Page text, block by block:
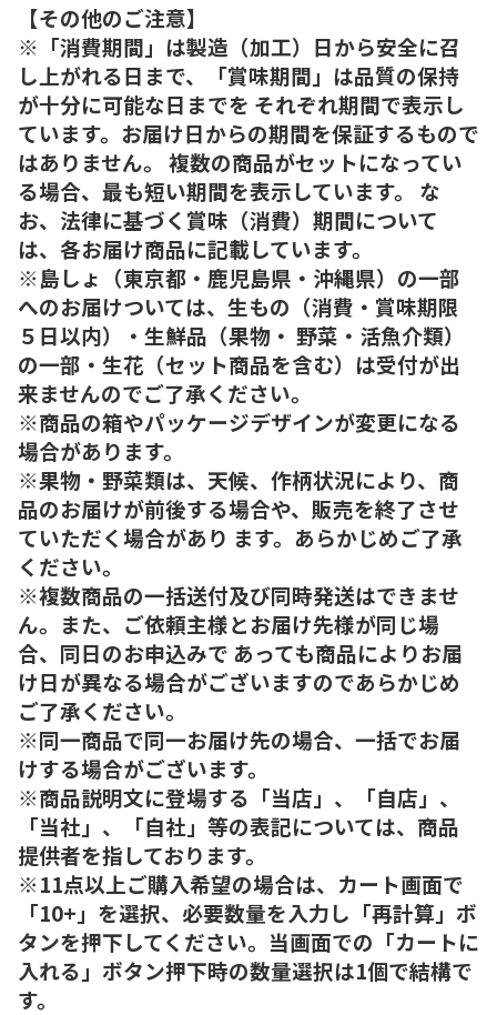
【その他のご注意】
※「消費期間」は製造（加工）日から安全に召
し上がれる日まで、「賞味期間」は品質の保持
が十分に可能な日までを それぞれ期間で表示し
ています。お届け日からの期間を保証するもので
はありません。 複数の商品がセットになってい
る場合、最も短い期間を表示しています。 な
お、法律に基づく賞味（消費）期間について
は、各お届け商品に記載しています。
※島しょ（東京都・鹿児島県・沖縄県）の一部
へのお届けついては、生もの（消費・賞味期限
５日以内）・生鮮品（果物・ 野菜・活魚介類）
の一部・生花（セット商品を含む）は受付が出
来ませんのでご了承ください。
※商品の箱やパッケージデザインが変更になる
場合があります。
※果物・野菜類は、天候、作柄状況により、商
品のお届けが前後する場合や、販売を終了させ
ていただく場合があり ます。あらかじめご了承
ください。
※複数商品の一括送付及び同時発送はできませ
ん。また、ご依頼主様とお届け先様が同じ場
合、同日のお申込みで あっても商品によりお届
け日が異なる場合がございますのであらかじめ
ご了承ください。
※同一商品で同一お届け先の場合、一括でお届
けする場合がございます。
※商品説明文に登場する「当店」、「自店」、
「当社」、「自社」等の表記については、商品
提供者を指しております。
※11点以上ご購入希望の場合は、カート画面で
「10+」を選択、必要数量を入力し「再計算」ボ
タンを押下してください。当画面での「カートに
入れる」ボタン押下時の数量選択は1個で結構で
す。